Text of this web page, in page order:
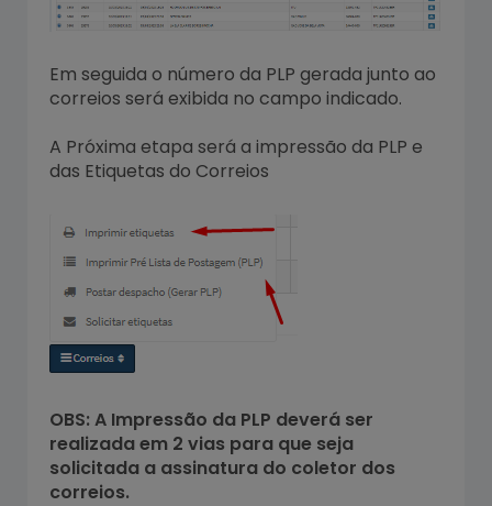
Em seguida o número da PLP gerada junto ao
correios será exibida no campo indicado.
A Próxima etapa será a impressão da PLP e
das Etiquetas do Correios
OBS: A Impressão da PLP deverá ser
realizada em 2 vias para que seja
solicitada a assinatura do coletor dos
correios.